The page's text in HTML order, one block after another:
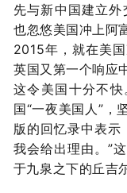
先与新中国建立
也忽悠美国冲上阿
2015年，就在美
英国又第一个响应
这令美国十分不
国“一夜美国人”，
版的回忆录中表示
我会给出理由。”
于九泉之下的丘吉